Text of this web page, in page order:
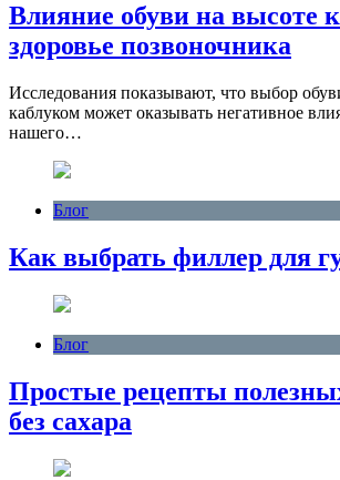
Влияние обуви на высоте
здоровье позвоночника
Исследования показывают, что выбор
каблуком может оказывать негативное
нашего…
Блог
Как выбрать филлер для
Блог
Простые рецепты
без сахара